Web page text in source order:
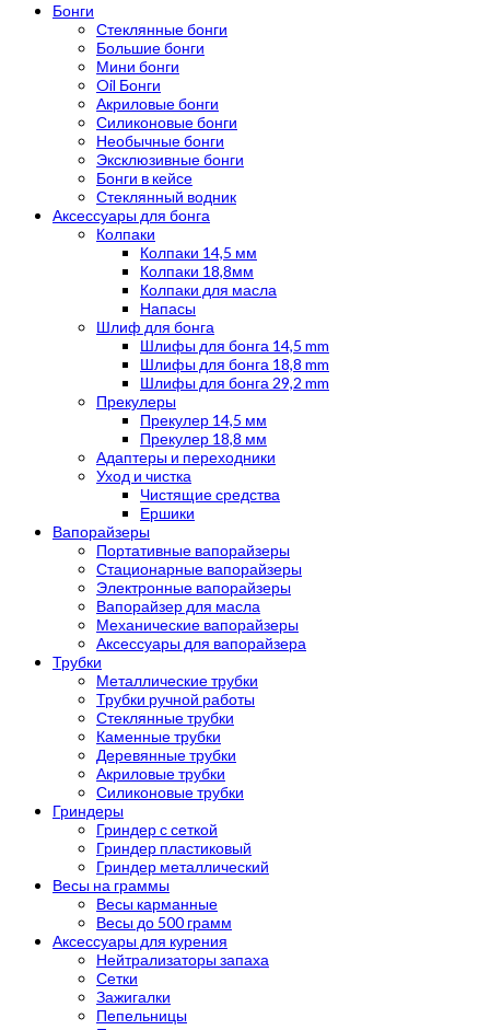
Бонги
Стеклянные бонги
Большие бонги
Мини бонги
Oil Бонги
Акриловые бонги
Силиконовые бонги
Необычные бонги
Эксклюзивные бонги
Бонги в кейсе
Стеклянный водник
Аксессуары для бонга
Колпаки
Колпаки 14,5 мм
Колпаки 18,8мм
Колпаки для масла
Напасы
Шлиф для бонга
Шлифы для бонга 14,5 mm
Шлифы для бонга 18,8 mm
Шлифы для бонга 29,2 mm
Прекулеры
Прекулер 14,5 мм
Прекулер 18,8 мм
Адаптеры и переходники
Уход и чистка
Чистящие средства
Ершики
Вапорайзеры
Портативные вапорайзеры
Стационарные вапорайзеры
Электронные вапорайзеры
Вапорайзер для масла
Механические вапорайзеры
Аксессуары для вапорайзера
Трубки
Металлические трубки
Трубки ручной работы
Стеклянные трубки
Каменные трубки
Деревянные трубки
Акриловые трубки
Силиконовые трубки
Гриндеры
Гриндер с сеткой
Гриндер пластиковый
Гриндер металлический
Весы на граммы
Весы карманные
Весы до 500 грамм
Аксессуары для курения
Нейтрализаторы запаха
Сетки
Зажигалки
Пепельницы